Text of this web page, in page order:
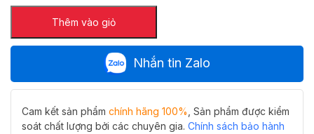
tròn
Hiwin
Y-
5035
tinh
tế
từng
chi
Thêm vào giỏ
Nhắn tin Zalo
Cam kết sản phẩm chính hãng 100% , Sản phẩm được kiểm
soát chất lượng bởi các chuyên gia. Chính sách bảo hành